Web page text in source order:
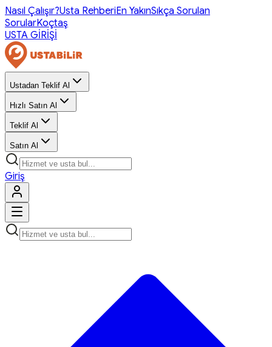
Nasıl Çalışır?Usta RehberiEn YakınSıkça Sorulan
SorularKoçtaş
USTA GİRİŞİ
Ustadan Teklif Al
Hızlı Satın Al
Teklif Al
Satın Al
Giriş